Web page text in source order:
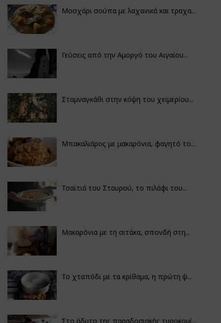
Μοσχάρι σούπα με λαχανικά και τραχα...
Γεύσεις από την Αμοργό του Αιγαίου...
Σταμναγκάθι στην κόψη του χειμερίου...
Μπακαλιάρος με μακαρόνια, φαγητό το...
Τσαϊτιά του Σταυρού, το πιλάφι του...
Μακαρόνια με τη σιτάκα, σπονδή στη...
Το χταπόδι με τα κρίθαμα, η πρώτη ψ...
Στο άδυτο της παραδοσιακής τυροκομί...